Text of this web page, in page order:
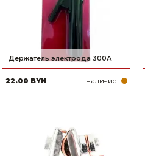
Держатель электрода 300А
22.00 BYN наличие: